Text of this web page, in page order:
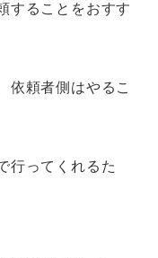
することをおすす
依頼者側はやるこ
行ってくれるた